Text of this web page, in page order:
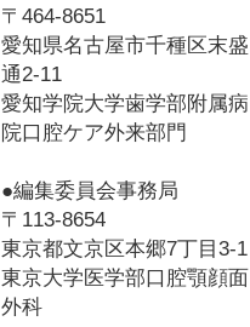
〒464-8651
愛知県名古屋市千種区末盛
通2-11
愛知学院大学歯学部附属病
院口腔ケア外来部門
●編集委員会事務局
〒113-8654
東京都文京区本郷7丁目3-1
東京大学医学部口腔顎顔面
外科